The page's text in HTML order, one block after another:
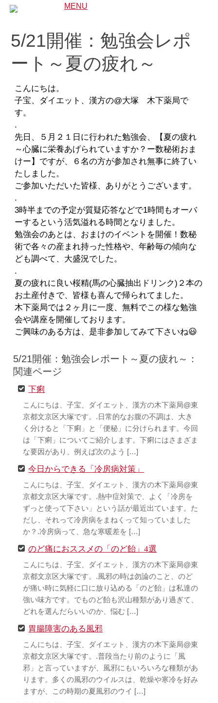
MENU
5/21開催：勉強会レポ
ート～夏の疲れ～
こんにちは。
子宝、ダイエット、漢方の@大塚 木下薬局で
す。
.
先日、５月２１日に行われた勉強会、【夏の疲れ
～心臓に栄養あげられていますか？ー数秘術おま
けー】ですが、６名の方が参加され無事に終了い
たしました。
ご参加いただいた皆様、ありがとうございます。
.
3時半までの予定が質疑応答などで1時間もオーバ
ーするという活気溢れる時間となりました。
勉強会のあとは、おまけのイベントを開催！数秘
術で各々の産まれ持った性格や、年齢毎の傾向な
ども調べて、大盛況でした。
.
夏の疲れに良い桜精(馬の心臓抽出ドリンク)２本の
お土産付きで、皆様も喜んで帰られてました。
木下薬局では２ヶ月に一度、無料でこの様な勉強
会や講座を開催しております。
ご興味のある方は、是非参加してみて下さいね😃
5/21開催：勉強会レポート～夏の疲れ～：
関連ページ
下痢
こんにちは、子宝、ダイエット、漢方の木下薬局@東
京都文京区大塚です。.日常的なお腹の不調は、大き
く分けると「下痢」と「便秘」に分けられます。今回
は「下痢」についてご紹介します。下痢にはさまざま
な要因があり、例えば次のよう […]
今日からできる「冷房病対策」
こんにちは、子宝、ダイエット、漢方の木下薬局@東
京都文京区大塚です。.熱中症対策で、よく「冷房を
ずっと使って下さい」という話が最近出ています。た
だし、それって冷房病をまねくって知っていました
か？.冷房病って、急な寒暖差を […]
のど痛におススメの「のど飴」4選
こんにちは、子宝、ダイエット、漢方の木下薬局@東
京都文京区大塚です。.風邪の時は勿論のこと、のど
が痛い時に気軽に口に放り込める「のど飴」は私達の
強い味方です。でものど飴も沢山種類があり過ぎて、
どれを選んだらいいのか、悩む […]
胃腸障害のある風邪
こんにちは、子宝、ダイエット、漢方の木下薬局@東
京都文京区大塚です。.普段当たり前のように「風
邪」と言っていますが、風邪にもいろいろな種類があ
ります。多くの風邪のウイルスは、乾燥や寒冷を好み
ますが、この時期の夏風邪のウイ […]